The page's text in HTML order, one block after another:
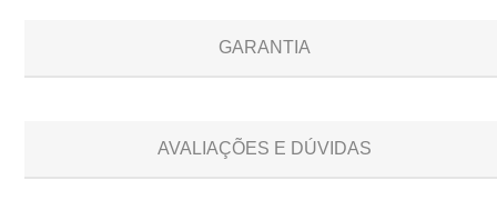
GARANTIA
AVALIAÇÕES E DÚVIDAS